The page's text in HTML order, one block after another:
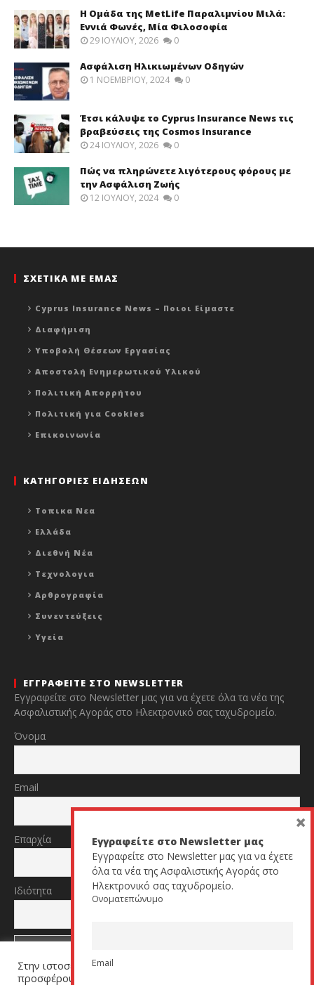
Η Ομάδα της MetLife Παραλιμνίου Μιλά:
Εννιά Φωνές, Μία Φιλοσοφία
29 ΙΟΥΛΊΟΥ, 2026 0
Ασφάλιση Ηλικιωμένων Οδηγών
1 ΝΟΕΜΒΡΊΟΥ, 2024 0
Έτσι κάλυψε το Cyprus Insurance News τις
βραβεύσεις της Cosmos Insurance
24 ΙΟΥΛΊΟΥ, 2026 0
Πώς να πληρώνετε λιγότερους φόρους με
την Ασφάλιση Ζωής
12 ΙΟΥΛΊΟΥ, 2024 0
ΣΧΕΤΙΚΑ ΜΕ ΕΜΑΣ
Cyprus Insurance News – Ποιοι Είμαστε
Διαφήμιση
Υποβολή Θέσεων Εργασίας
Αποστολή Ενημερωτικού Υλικού
Πολιτική Απορρήτου
Πολιτική για Cookies
Επικοινωνία
ΚΑΤΗΓΟΡΙΕΣ ΕΙΔΗΣΕΩΝ
Τοπικα Νεα
Ελλάδα
Διεθνή Νέα
Τεχνολογια
Αρθρογραφία
Συνεντεύξεις
Υγεία
ΕΓΓΡΑΦΕΙΤΕ ΣΤΟ NEWSLETTER
Εγγραφείτε στο Newsletter μας για να έχετε όλα τα νέα της
Ασφαλιστικής Αγοράς στο Ηλεκτρονικό σας ταχυδρομείο.
Όνομα
Email
Επαρχία
Ιδιότητα
Στην ιστοσελίδα μας χρησιμοποιούμε cookies για να σας
προσφέρουμε μία εξατομικευμένη εμπειρία. Πατήστε
Εγγραφείτε στο Newsletter μας
Εγγραφείτε στο Newsletter μας για να έχετε
όλα τα νέα της Ασφαλιστικής Αγοράς στο
Ηλεκτρονικό σας ταχυδρομείο.
Ονοματεπώνυμο
Email
×